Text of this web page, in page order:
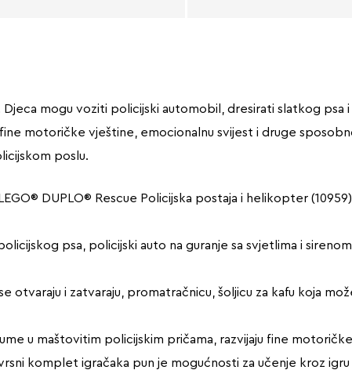
Djeca mogu voziti policijski automobil, dresirati slatkog
motoričke vještine, emocionalnu svijest i druge
poslu.
DUPLO® Rescue Policijska postaja i helikopter
psa, policijski auto na guranje sa svjetlima i
otvaraju i zatvaraju, promatračnicu, šoljicu za kafu koja
u maštovitim policijskim pričama, razvijaju fine
komplet igračaka pun je mogućnosti za učenje kroz